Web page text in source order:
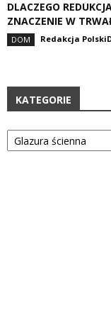
DLACZEGO
ZNACZENIE W
DOM Redakcja
KATEGORIE
Kategorie